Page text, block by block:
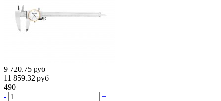
9 720.75 руб
11 859.32 руб
490
-
+